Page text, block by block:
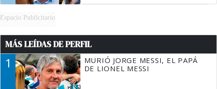
Espacio Publicitario
MÁS LEÍDAS DE PERFIL
1
MURIÓ JORGE MESSI, EL PAPÁ
DE LIONEL MESSI